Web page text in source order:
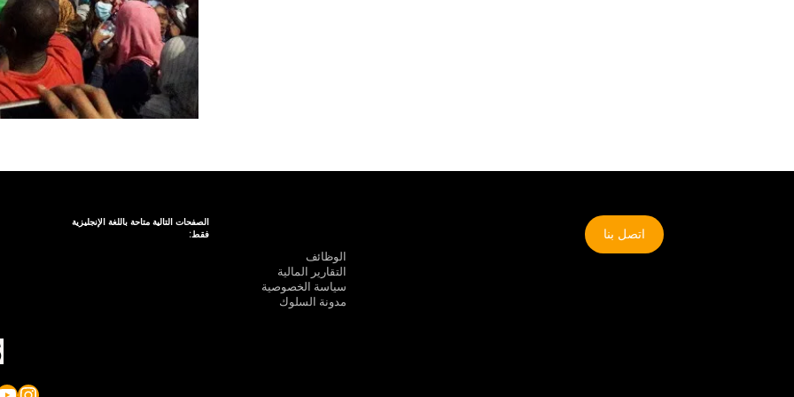
الصفحات التالية متاحة باللغة الإنجليزية
فقط:
الوظائف
التقارير المالية
سياسة الخصوصية
مدونة السلوك
اتصل بنا